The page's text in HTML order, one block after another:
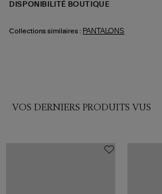
DISPONIBILITÉ BOUTIQUE
Collections similaires : PANTALONS
VOS DERNIERS PRODUITS VUS